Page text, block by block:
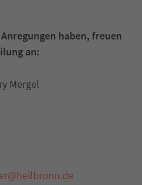
haben, freuen
an:
Mergel